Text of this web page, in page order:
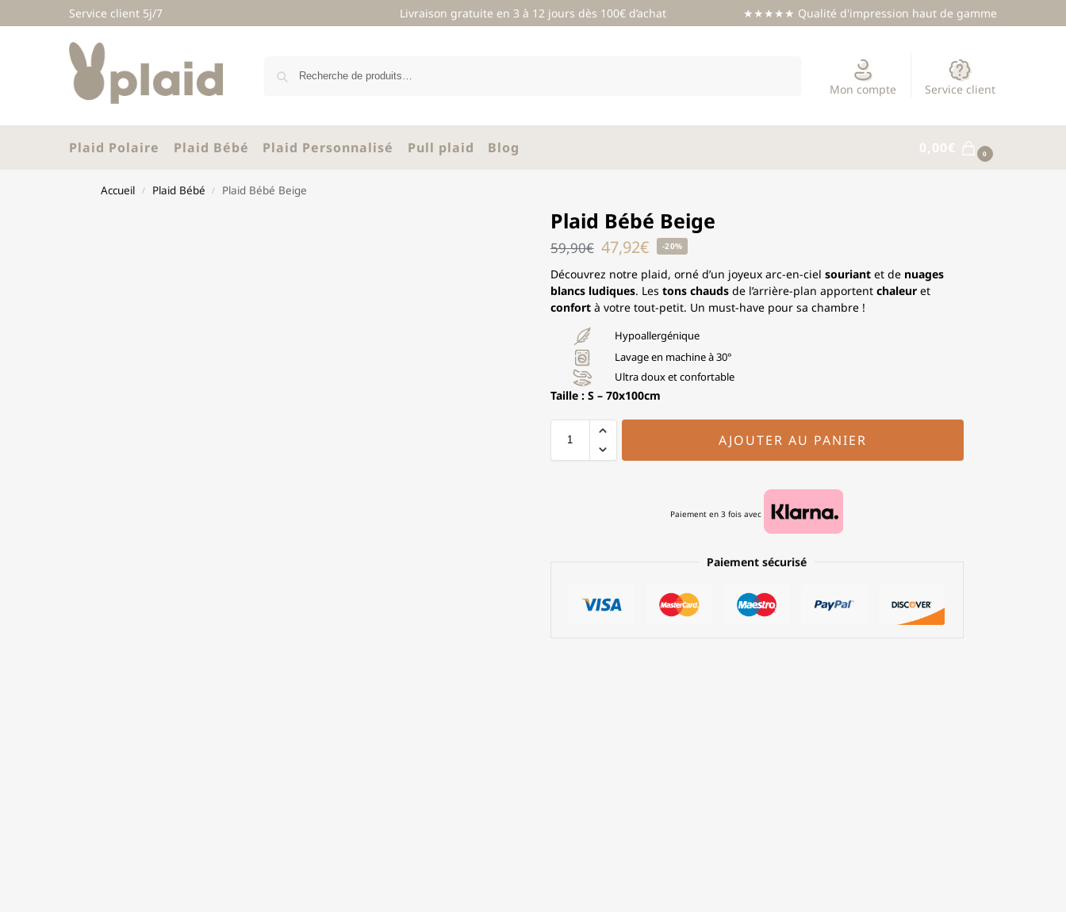
Service client 5j/7 Livraison gratuite en 3 à 12 jours dès 100€ d’achat ★★★★★ Qualité d'impression haut de gamme
Mon compte Service client
Plaid Polaire Plaid Bébé Plaid Personnalisé Pull plaid Blog 0,00€ 0
Accueil / Plaid Bébé / Plaid Bébé Beige
Plaid Bébé Beige
59,90€ 47,92€ -20%
Découvrez notre plaid, orné d’un joyeux arc-en-ciel souriantet de nuages
blancs ludiques. Les tons chaudsde l’arrière-plan apportent chaleuret
confortà votre tout-petit. Un must-have pour sa chambre !
Hypoallergénique
Lavage en machine à 30°
Ultra doux et confortable
Taille : S – 70x100cm
AJOUTER AU PANIER
Paiement en 3 fois avec
Paiement sécurisé